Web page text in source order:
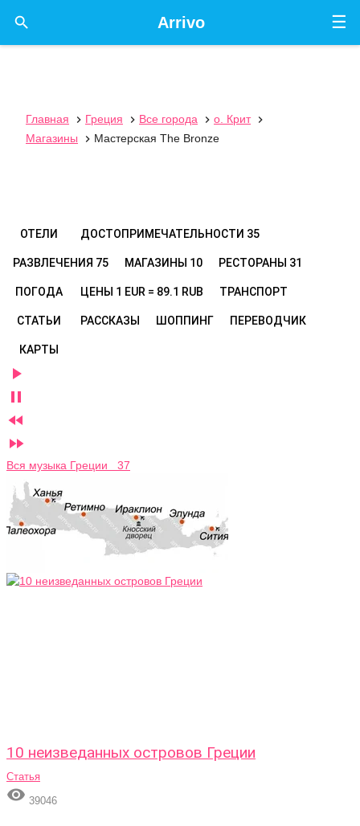
☰
Arrivo

Главная  Греция  Все города  о. Крит

Магазины
 Мастерская The Bronze
ОТЕЛИ ДОСТОПРИМЕЧАТЕЛЬНОСТИ 35
РАЗВЛЕЧЕНИЯ 75 МАГАЗИНЫ 10 РЕСТОРАНЫ 31
ПОГОДА ЦЕНЫ 1 EUR = 89.1 RUB ТРАНСПОРТ
СТАТЬИ РАССКАЗЫ ШОППИНГ ПЕРЕВОДЧИК
КАРТЫ




Вся музыка Греции 37
10 неизведанных островов Греции
Статья
 39046